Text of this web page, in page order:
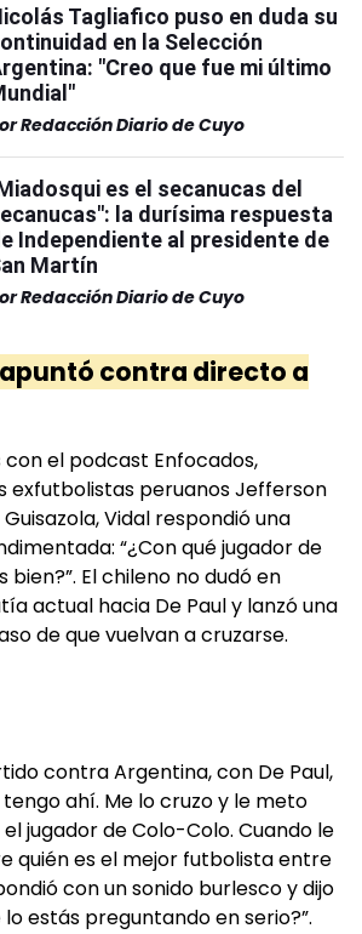
Tagliafico puso en duda su
en la Selección
"Creo que fue mi último
Redacción Diario de Cuyo
es el secanucas del
la durísima respuesta
Independiente al presidente de
Martín
Redacción Diario de Cuyo
contra directo a
el podcast Enfocados,
exfutbolistas peruanos Jefferson
Vidal respondió una
“¿Con qué jugador de
El chileno no dudó en
actual hacia De Paul y lanzó una
de que vuelvan a cruzarse.
contra Argentina, con De Paul,
ahí. Me lo cruzo y le meto
jugador de Colo-Colo. Cuando le
quién es el mejor futbolista entre
con un sonido burlesco y dijo
estás preguntando en serio?”.